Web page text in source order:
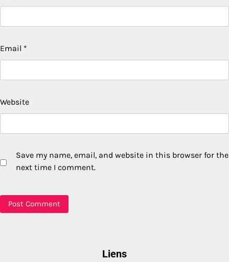
Email *
Website
Save my name, email, and website in this browser for the
next time I comment.
Liens